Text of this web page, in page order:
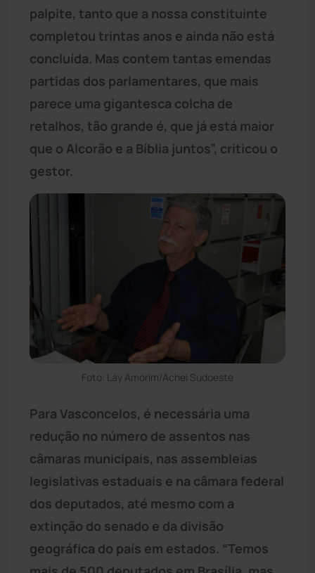
palpite, tanto que a nossa constituinte
completou trintas anos e ainda não está
concluída. Mas contem tantas emendas
partidas dos parlamentares, que mais
parece uma gigantesca colcha de
retalhos, tão grande é, que já está maior
que o Alcorão e a Bíblia juntos”, criticou o
gestor.
Foto: Lay Amorim/Achei Sudoeste
Para Vasconcelos, é necessária uma
redução no número de assentos nas
câmaras municipais, nas assembleias
legislativas estaduais e na câmara federal
dos deputados, até mesmo com a
extinção do senado e da divisão
geográfica do país em estados. “Temos